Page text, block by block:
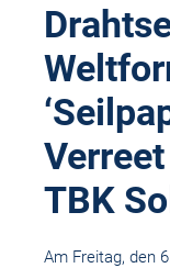
TBK
Am Freitag, den